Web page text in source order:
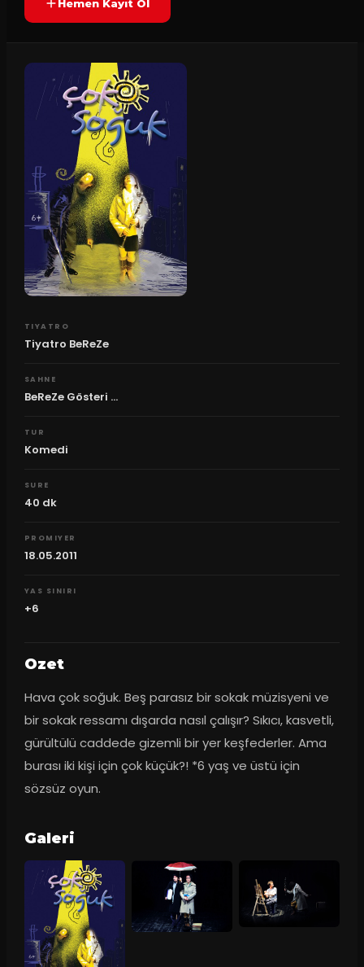
Hemen Kayıt Ol
TIYATRO
Tiyatro BeReZe
SAHNE
BeReZe Gösteri ...
TUR
Komedi
SURE
40 dk
PROMIYER
18.05.2011
YAS SINIRI
+6
Ozet
Hava çok soğuk. Beş parasız bir sokak müzisyeni ve
bir sokak ressamı dışarda nasıl çalışır? Sıkıcı, kasvetli,
gürültülü caddede gizemli bir yer keşfederler. Ama
burası iki kişi için çok küçük?! *6 yaş ve üstü için
sözsüz oyun.
Galeri